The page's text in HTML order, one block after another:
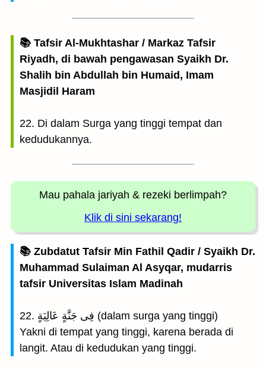
📚 Tafsir Al-Mukhtashar / Markaz Tafsir
Riyadh, di bawah pengawasan Syaikh Dr.
Shalih bin Abdullah bin Humaid, Imam
Masjidil Haram
22. Di dalam Surga yang tinggi tempat dan
kedudukannya.
Mau pahala jariyah & rezeki berlimpah?
Klik di sini sekarang!
📚 Zubdatut Tafsir Min Fathil Qadir / Syaikh Dr.
Muhammad Sulaiman Al Asyqar, mudarris
tafsir Universitas Islam Madinah
22. فِى جَنَّةٍ عَالِيَةٍ (dalam surga yang tinggi)
Yakni di tempat yang tinggi, karena berada di
langit. Atau di kedudukan yang tinggi.